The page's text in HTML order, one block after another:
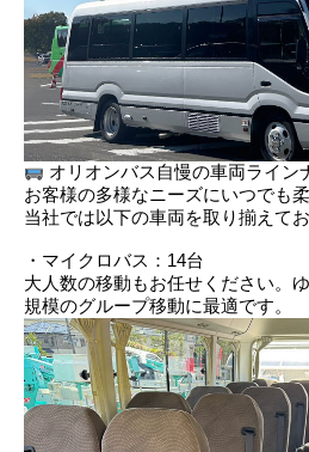
オリオンバス自慢の車両ライン
お客様の多様なニーズにいつでも
当社では以下の車両を取り揃えてお
・マイクロバス：14台
大人数の移動もお任せください。
規模のグループ移動に最適です。